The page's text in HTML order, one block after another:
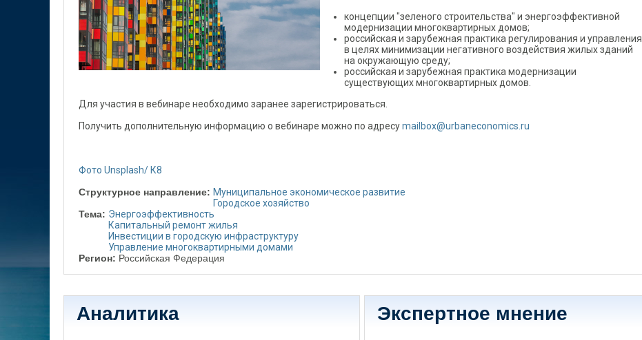
концепции "зеленого строительства" и энергоэффективной
модернизации многоквартирных домов;
российская и зарубежная практика регулирования и управления
в целях минимизации негативного воздействия жилых зданий
на окружающую среду;
российская и зарубежная практика модернизации
существующих многоквартирных домов.
Для участия в вебинаре необходимо заранее зарегистрироваться.
Получить дополнительную информацию о вебинаре можно по адресуmailbox@urbaneconomics.ru
Фото Unsplash/ К8
Структурное направление: Муниципальное экономическое развитие
Городское хозяйство
Тема: Энергоэффективность
Капитальный ремонт жилья
Инвестиции в городскую инфраструктуру
Управление многоквартирными домами
Регион: Российская Федерация
Аналитика Экспертное мнение